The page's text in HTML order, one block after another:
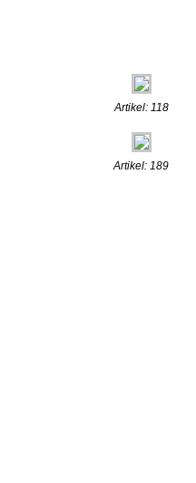
Artikel: 118
Artikel: 189